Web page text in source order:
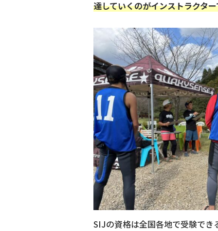
達していくのがインストラクタ
SIJの資格は全国各地で受験でき